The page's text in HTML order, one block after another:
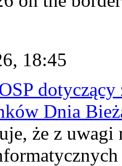
18:45
dotyczący
Dnia
że z uwagi